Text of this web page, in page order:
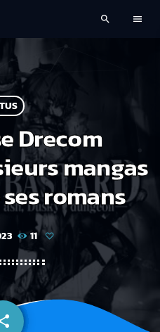
search menu
Drecom
mangas
romans
11